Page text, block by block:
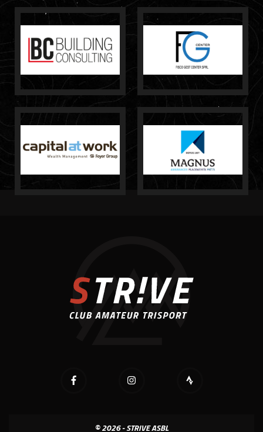
© 2026 - STRIVE ASBL